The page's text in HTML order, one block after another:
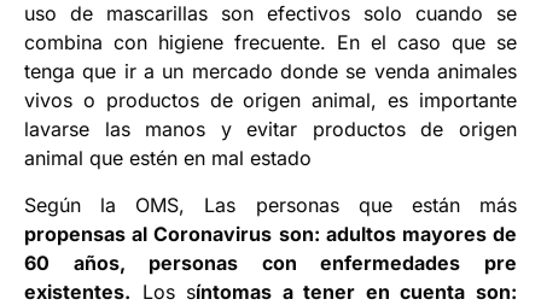
uso de mascarillas son efectivos solo cuando se
combina con higiene frecuente. En el caso que se
tenga que ir a un mercado donde se venda animales
vivos o productos de origen animal, es importante
lavarse las manos y evitar productos de origen
animal que estén en mal estado
Según la OMS, Las personas que están más
propensas al Coronavirus son: adultos mayores de
60 años, personas con enfermedades pre
existentes. Los síntomas a tener en cuenta son: